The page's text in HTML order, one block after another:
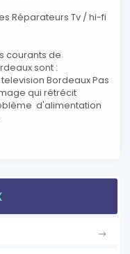
Réparateurs Tv / hi-fi
courants de
sont :
Bordeaux Pas
qui rétrécit
d'alimentation